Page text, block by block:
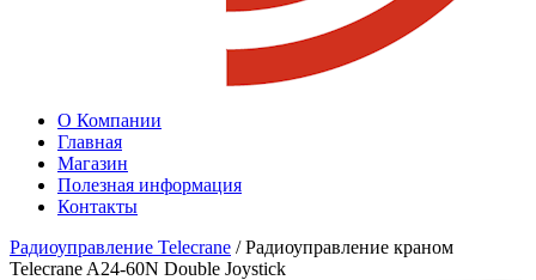
О Компании
Главная
Магазин
Полезная информация
Контакты
Радиоуправление Telecrane / Радиоуправление краном
Telecrane A24-60N Double Joystick